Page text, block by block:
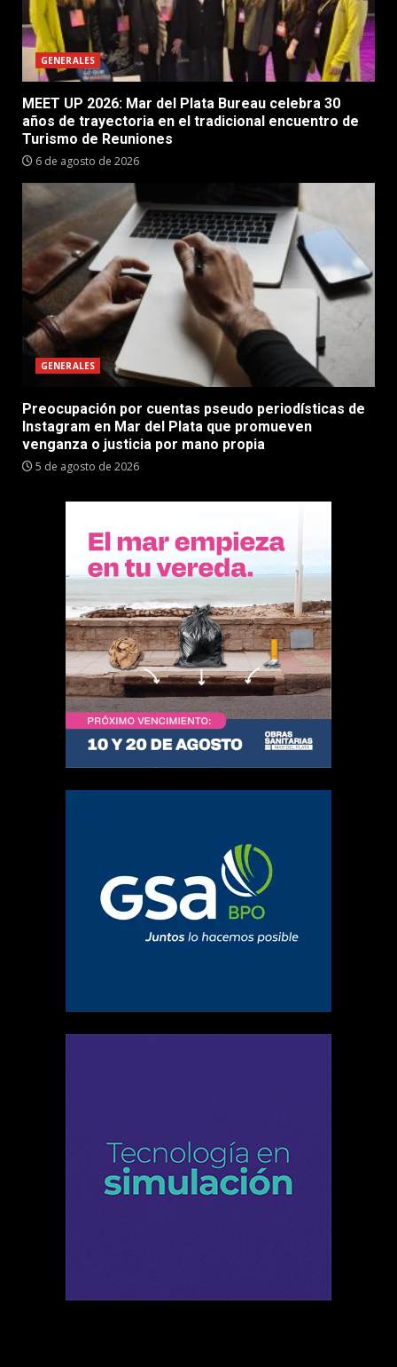
GENERALES
MEET UP 2026: Mar del Plata Bureau celebra 30
años de trayectoria en el tradicional encuentro de
Turismo de Reuniones
6 de agosto de 2026
GENERALES
Preocupación por cuentas pseudo periodísticas de
Instagram en Mar del Plata que promueven
venganza o justicia por mano propia
5 de agosto de 2026